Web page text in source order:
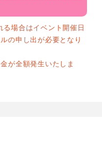
場合はイベント開催日
の申し出が必要となり
が全額発生いたしま